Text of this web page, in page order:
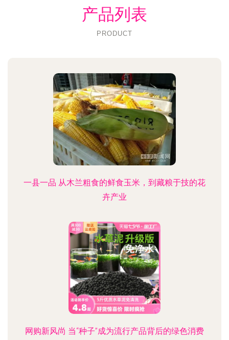
产品列表
PRODUCT
一县一品 从木兰粗食的鲜食玉米，到藏粮于技的花
卉产业
网购新风尚 当“种子”成为流行产品背后的绿色消费